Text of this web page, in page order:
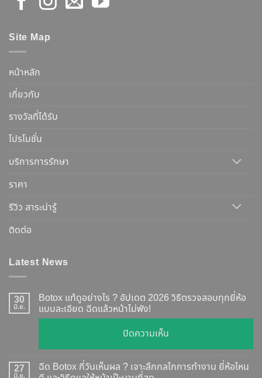
Site Map
หน้าหลัก
เกี่ยวกับ
รางวัลที่ได้รับ
โปรโมชั่น
บริการการรักษา
ราคา
รีวิว สาระน่ารู้
ติดต่อ
Latest News
30
มิ.ย.
Botox แท้ดูอย่างไร ? อัปเดต 2026 วิธีตรวจสอบทุกยี่ห้อ
แบบละเอียด ฉีดแล้วหน้าไม่พัง!
ปิดความเห็น
Botox
แท้
27 ฉีด Botox กี่วันเห็นผล ? เจาะลึกกลไกการทำงาน ยี่ห้อไหน